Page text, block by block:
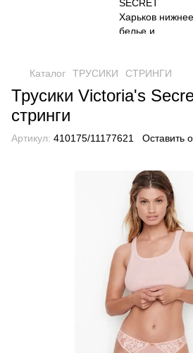
Каталог ТРУСИКИ СТРИНГИ
Трусики Victoria's
стринги
Артикул: 410175/11177621 Оставить